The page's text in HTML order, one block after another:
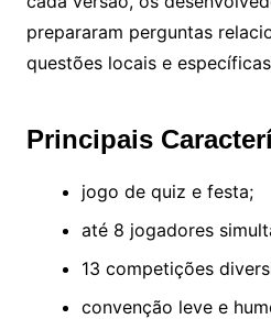
prepararam perguntas
questões locais e
Principais
jogo de quiz e festa;
até 8 jogadores
13 competições
convenção leve e